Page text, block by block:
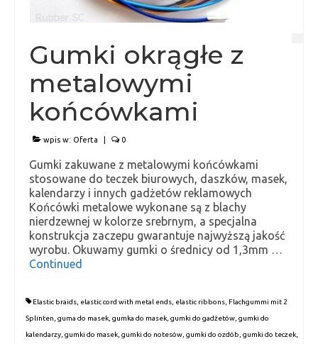
Gumki okrągłe z
metalowymi
końcówkami
wpis w: Oferta 0
Gumki zakuwane z metalowymi końcówkami
stosowane do teczek biurowych, daszków, masek,
kalendarzy i innych gadżetów reklamowych
Końcówki metalowe wykonane są z blachy
nierdzewnej w kolorze srebrnym, a specjalna
konstrukcja zaczepu gwarantuje najwyższą jakość
wyrobu. Okuwamy gumki o średnicy od 1,3mm …
Continued
Elastic braids elastic cord with metal ends elastic ribbons Flachgummi mit 2
Splinten guma do masek gumka do masek gumki do gadżetów gumki do
kalendarzy gumki do masek gumki do notesów gumki do ozdób gumki do teczek